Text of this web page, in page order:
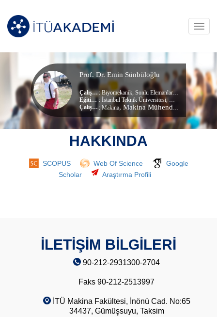
Prof. Dr. Emin Sünbüloğlu
Çalışma Alanları:Biyomekanik, Sonlu Elemanlar Analizi ,
Katı
Eğitim Durumu
: İstanbul Teknik Üniversitesi, Konstrüksiyon Ve İmalat (dr) (Doktora)
Çalıştığı Birim :Makina, Makina Mühendisliği Bölümü
HAKKINDA
SCOPUS Web Of Science
Google
Scholar
Araştırma Profili
İLETİŞİM BİLGİLERİ
90-212-2931300-2704
Faks 90-212-2513997
İTÜ Makina Fakültesi, İnönü Cad. No:65
34437, Gümüşsuyu, Taksim